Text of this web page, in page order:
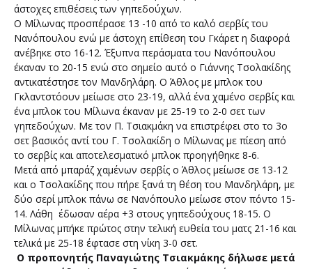
άστοχες επιθέσεις των γηπεδούχων.
Ο Μίλωνας προσπέρασε 13 -10 από το καλό σερβίς του
Νανόπουλου ενώ με άστοχη επίθεση του Γκάρετ η διαφορά
ανέβηκε στο 16-12. Έξυπνα περάσματα του Νανόπουλου
έκαναν το 20-15 ενώ στο σημείο αυτό ο Γιάννης Τσολακίδης
αντικατέστησε τον Μανδηλάρη. Ο Άθλος με μπλοκ του
Γκλαντστόουν μείωσε στο 23-19, αλλά ένα χαμένο σερβίς και
ένα μπλοκ του Μίλωνα έκαναν με 25-19 το 2-0 σετ των
γηπεδούχων. Με τον Π. Τσιακμάκη να επιστρέφει στο το 3ο
σετ βασικός αντί του Γ. Τσολακίδη ο Μίλωνας με πίεση από
το σερβίς και αποτελεσματικό μπλοκ προηγήθηκε 8-6.
Μετά από μπαράζ χαμένων σερβίς ο Άθλος μείωσε σε 13-12
και ο Τσολακίδης που πήρε ξανά τη θέση του Μανδηλάρη, με
δύο σερί μπλοκ πάνω σε Νανόπουλο μείωσε στον πόντο 15-
14. Λάθη έδωσαν αέρα +3 στους γηπεδούχους 18-15. Ο
Μίλωνας μπήκε πρώτος στην τελική ευθεία του ματς 21-16 και
τελικά με 25-18 έφτασε στη νίκη 3-0 σετ.
Ο προπονητής Παναγιώτης Τσιακμάκης δήλωσε μετά